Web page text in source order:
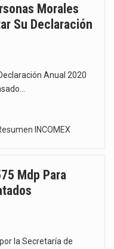
El gobierno de Estados Unidos anunciará un arancel del 15 % sobre los productos fabricados…
Morales
Su Declaración
Anual 2020
INCOMEX
Mdp Para
la Secretaría de